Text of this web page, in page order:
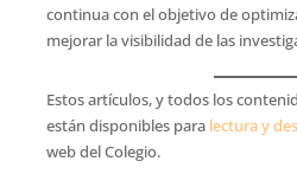
continua con el objetivo de
mejorar la visibilidad de las
Estos artículos, y todos los
están disponibles para lectura y
web del Colegio.